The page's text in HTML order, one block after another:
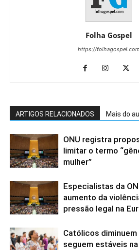
Folha Gospel
https://folhagospel.com
ARTIGOS RELACIONADOS Mais do
ONU registra
limitar o termo
mulher”
Especialistas da
aumento da
pressão legal na
Católicos
seguem estáveis